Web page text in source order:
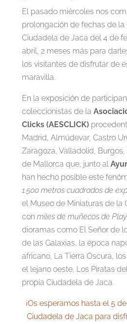
El pasado miércoles nos
prolongación de fechas de la
Ciudadela de Jaca del 4 de
abril, 2 meses más para
los visitantes de disfrutar de
maravilla.
En la exposición de
coleccionistas de la
Clicks (AESCLICK)
Madrid, Almúdevar, Castro
Zaragoza, Valladolid,
de Mallorca que, junto al
han hecho posible este
1.500 metros cuadrados de
el Museo de Miniaturas de la
con miles de muñecos de
dioramas como El Señor de
de las Galaxias, la época
africano, La Tierra Oscura,
el lejano oeste, Los Piratas
propia Ciudadela de Jaca.
¡Os esperamos hasta el 5
Ciudadela de Jaca para